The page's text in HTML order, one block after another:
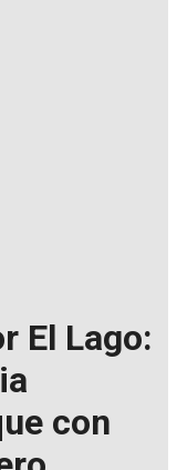
El Lago:
con